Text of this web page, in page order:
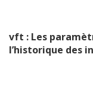
vft : Les
l’historique des